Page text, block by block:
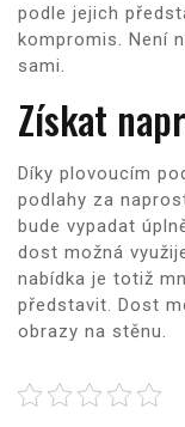
podle jejich
kompromis. Není
sami.
Získat
Díky plovoucím
podlahy za
bude vypadat
dost možná
nabídka je totiž
představit. Dost
obrazy na stěnu.